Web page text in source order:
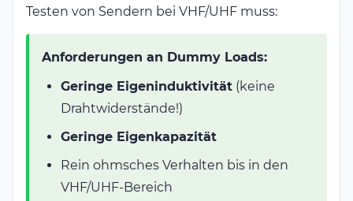
Testen von Sendern bei VHF/UHF muss:
Anforderungen an Dummy Loads:
Geringe Eigeninduktivität (keine
Drahtwiderstände!)
Geringe Eigenkapazität
Rein ohmsches Verhalten bis in den
VHF/UHF-Bereich